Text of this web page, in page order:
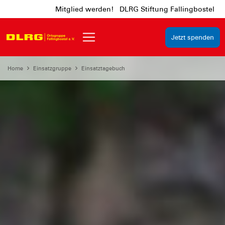
Mitglied werden! DLRG Stiftung Fallingbostel
Jetzt spenden
Home Einsatzgruppe Einsatztagebuch